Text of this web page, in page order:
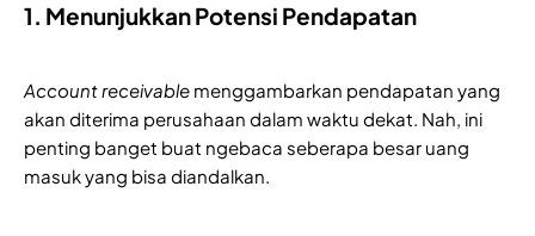
1. Menunjukkan Potensi Pendapatan
Account receivable menggambarkan pendapatan yang
akan diterima perusahaan dalam waktu dekat. Nah, ini
penting banget buat ngebaca seberapa besar uang
masuk yang bisa diandalkan.